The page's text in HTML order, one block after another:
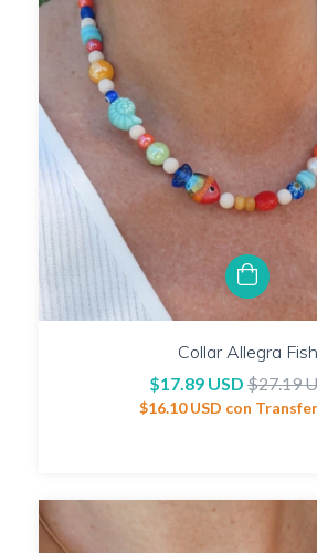
Collar Allegra Fish
$17.89 USD $27.19
$16.10 USD con